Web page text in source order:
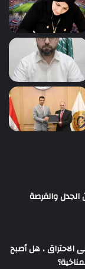
الجدل والفرصة
الاحتراق ، هل أصبح